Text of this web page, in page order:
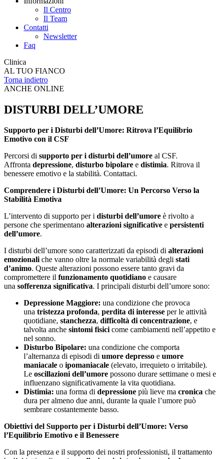
Il Centro
Il Team
Contatti
Newsletter
Faq
Clinica
AL TUO FIANCO
Torna indietro
ANCHE ONLINE
DISTURBI DELL’UMORE
Supporto per i Disturbi dell’Umore: Ritrova l’Equilibrio
Emotivo con il CSF
Percorsi di supporto per i disturbi dell’umore al CSF.
Affronta depressione, disturbo bipolare e distimia. Ritrova il
benessere emotivo e la stabilità. Contattaci.
Comprendere i Disturbi dell’Umore: Un Percorso Verso la
Stabilità Emotiva
L’intervento di supporto per i disturbi dell’umore è rivolto a
persone che sperimentano alterazioni significative e persistenti
dell’umore.
I disturbi dell’umore sono caratterizzati da episodi di alterazioni
emozionaliche vanno oltre la normale variabilità degli stati
d’animo. Queste alterazioni possono essere tanto gravi da
compromettere il funzionamento quotidiano e causare
una sofferenza significativa. I principali disturbi dell’umore sono:
Depressione Maggiore: una condizione che provoca
una tristezza profonda, perdita di interesse per le attività
quotidiane, stanchezza, difficoltà di concentrazione, e
talvolta anche sintomi fisicicome cambiamenti nell’appetito e
nel sonno.
Disturbo Bipolare: una condizione che comporta
l’alternanza di episodi di umore depresso e umore
maniacale o ipomaniacale (elevato, irrequieto o irritabile).
Le oscillazioni dell’umore possono durare settimane o mesi e
influenzano significativamente la vita quotidiana.
Distimia: una forma di depressione più lieve ma cronica che
dura per almeno due anni, durante la quale l’umore può
sembrare costantemente basso.
Obiettivi del Supporto per i Disturbi dell’Umore: Verso
l’Equilibrio Emotivo e il Benessere
Con la presenza e il supporto dei nostri professionisti, il trattamento